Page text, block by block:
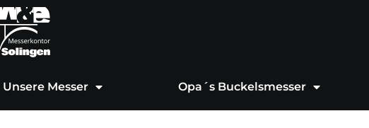
Zum
Inhalt
springen
Unsere Messer Opa´s Buckelsmesser